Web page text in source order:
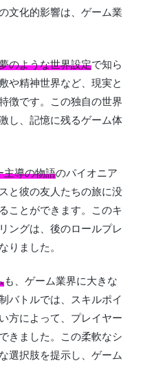
文化的影響は、ゲーム業
のような世界設定で知ら
や精神世界など、現実と
徴です。この独自の世界
し、記憶に残るゲーム体
主導の物語のパイオニア
と彼の友人たちの旅に没
ことができます。このキ
ングは、後のロールプレ
りました。
も、ゲーム業界に大きな
バトルでは、スキルポイ
方によって、プレイヤー
きました。この柔軟なシ
選択肢を提示し、ゲーム